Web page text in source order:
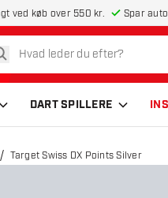
ved køb over 550 kr. Spar
DART SPILLERE
Target Swiss DX Points Silver